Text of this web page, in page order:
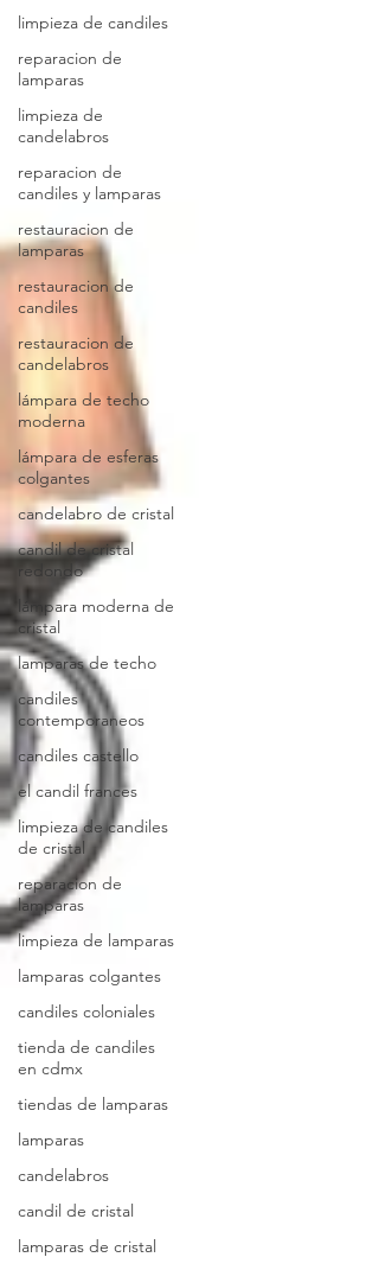
limpieza de candiles
reparacion de
lamparas
limpieza de
candelabros
reparacion de
candiles y lamparas
restauracion de
lamparas
restauracion de
candiles
restauracion de
candelabros
lámpara de techo
moderna
lámpara de esferas
colgantes
candelabro de cristal
candil de cristal
redondo
lámpara moderna de
cristal
lamparas de techo
candiles
contemporaneos
candiles castello
el candil frances
limpieza de candiles
de cristal
reparacion de
lamparas
limpieza de lamparas
lamparas colgantes
candiles coloniales
tienda de candiles
en cdmx
tiendas de lamparas
lamparas
candelabros
candil de cristal
lamparas de cristal